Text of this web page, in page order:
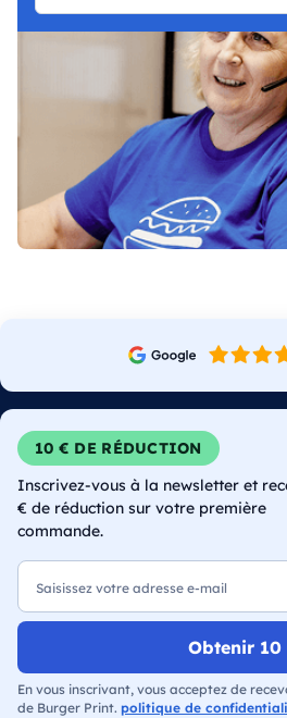
10 € DE RÉDUCTION
Inscrivez-vous à la newsletter et
€ de réduction sur votre première
commande.
E-mail
Obtenir 10
En vous inscrivant, vous acceptez de
de Burger Print. politique de